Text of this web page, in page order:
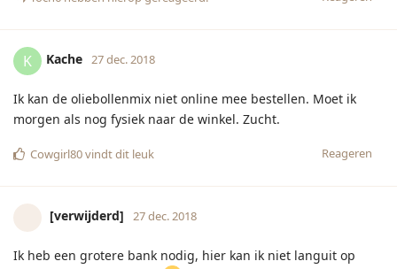
[verwijderd] 27 dec. 2018
Onze tv is kapot en de laptop is traag
berichtjes die bij de top 2000 in beeld komen, te klein om te
kunnen lezen
Hoezo verwend
Jeanine89 27 dec. 2018